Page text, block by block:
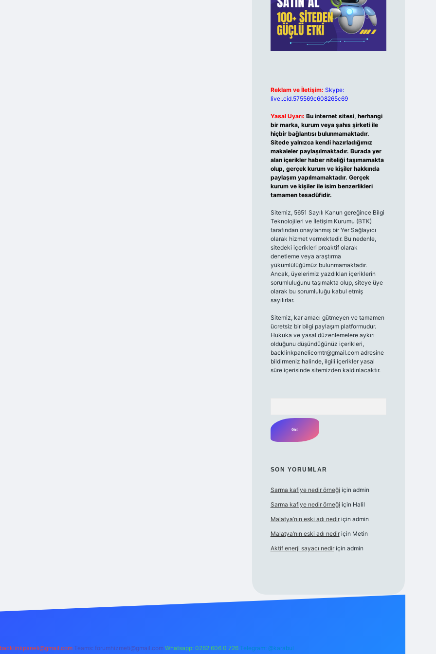
Reklam ve İletişim: Skype:
live:.cid.575569c608265c69
Yasal Uyarı: Bu internet sitesi, herhangi
bir marka, kurum veya şahıs şirketi ile
hiçbir bağlantısı bulunmamaktadır.
Sitede yalnızca kendi hazırladığımız
makaleler paylaşılmaktadır. Burada yer
alan içerikler haber niteliği taşımamakta
olup, gerçek kurum ve kişiler hakkında
paylaşım yapılmamaktadır. Gerçek
kurum ve kişiler ile isim benzerlikleri
tamamen tesadüfidir.
Sitemiz, 5651 Sayılı Kanun gereğince Bilgi
Teknolojileri ve İletişim Kurumu (BTK)
tarafından onaylanmış bir Yer Sağlayıcı
olarak hizmet vermektedir. Bu nedenle,
sitedeki içerikleri proaktif olarak
denetleme veya araştırma
yükümlülüğümüz bulunmamaktadır.
Ancak, üyelerimiz yazdıkları içeriklerin
sorumluluğunu taşımakta olup, siteye üye
olarak bu sorumluluğu kabul etmiş
sayılırlar.
Sitemiz, kar amacı gütmeyen ve tamamen
ücretsiz bir bilgi paylaşım platformudur.
Hukuka ve yasal düzenlemelere aykırı
olduğunu düşündüğünüz içerikleri,
backlinkpanelicomtr@gmail.comadresine
bildirmeniz halinde, ilgili içerikler yasal
süre içerisinde sitemizden kaldırılacaktır.
SON YORUMLAR
Sarma kafiye nedir örneği için admin
Sarma kafiye nedir örneği için Halil
Malatya’nın eski adı nediriçin admin
Malatya’nın eski adı nediriçin Metin
Aktif enerji sayacı nediriçin admin
Teams: forumhizmeti@gmail.com Whatsapp: 0262 606 0 726 Telegram: @karabul